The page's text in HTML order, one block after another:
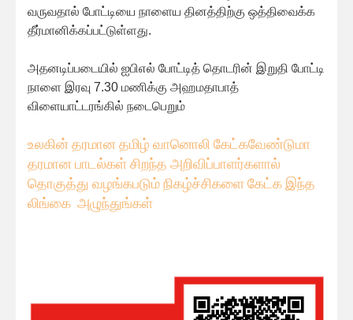
வருவதால் போட்டியை நாளைய தினத்திற்கு ஒத்திவைக்க
தீர்மானிக்கப்பட்டுள்ளது.
அதனடிப்படையில் ஐபிஎல் போட்டித் தொடரின் இறுதி போட்டி
நாளை இரவு 7.30 மணிக்கு அஹமதாபாத்
விளையாட்டரங்கில் நடைபெறும்
உலகின் தரமான தமிழ் வானொலி கேட்கவேண்டுமா
தரமான பாடல்கள் சிறந்த அறிவிப்பாளர்களால்
தொகுத்து வழங்கபடும் நிகழ்ச்சிகளை கேட்க இந்த
லிங்கை அழுந்துங்கள்